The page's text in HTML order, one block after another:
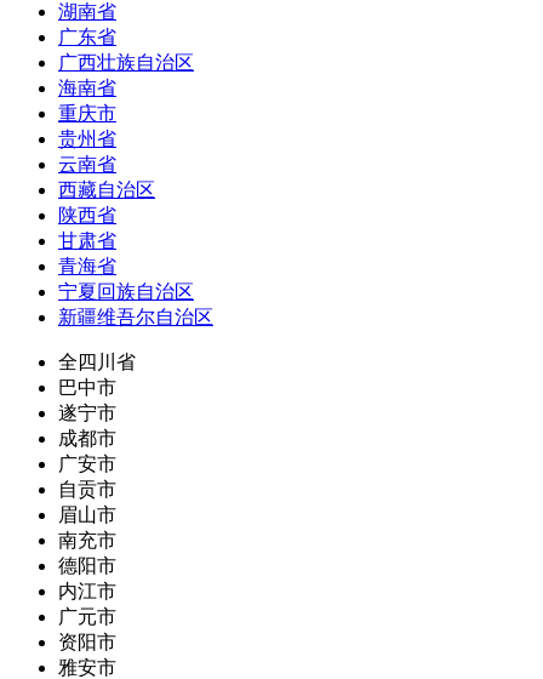
湖南省
广东省
广西壮族自治区
海南省
重庆市
贵州省
云南省
西藏自治区
陕西省
甘肃省
青海省
宁夏回族自治区
新疆维吾尔自治区
全四川省
巴中市
遂宁市
成都市
广安市
自贡市
眉山市
南充市
德阳市
内江市
广元市
资阳市
雅安市